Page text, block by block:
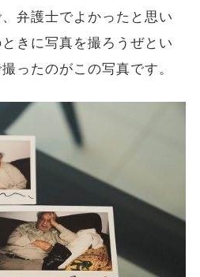
弁護士でよかったと思い
きに写真を撮ろうぜとい
ったのがこの写真です。